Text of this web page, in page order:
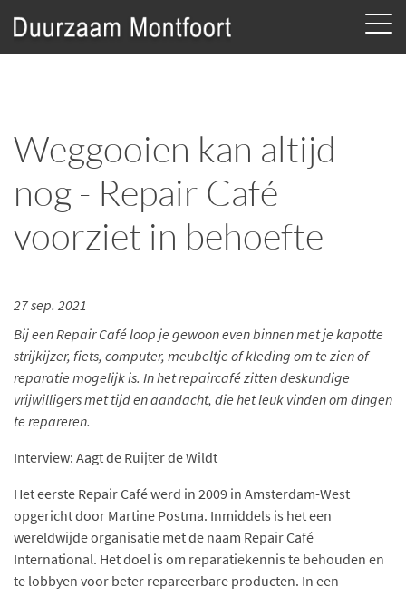
Weggooien kan altijd
nog - Repair Café
voorziet in behoefte
27 sep. 2021
Bij een Repair Café loop je gewoon even binnen met je kapotte
strijkijzer, fiets, computer, meubeltje of kleding om te zien of
reparatie mogelijk is. In het repaircafé zitten deskundige
vrijwilligers met tijd en aandacht, die het leuk vinden om dingen
te repareren.
Interview: Aagt de Ruijter de Wildt
Het eerste Repair Café werd in 2009 in Amsterdam-West
opgericht door Martine Postma. Inmiddels is het een
wereldwijde organisatie met de naam Repair Café
International. Het doel is om reparatiekennis te behouden en
te lobbyen voor beter repareerbare producten. In een